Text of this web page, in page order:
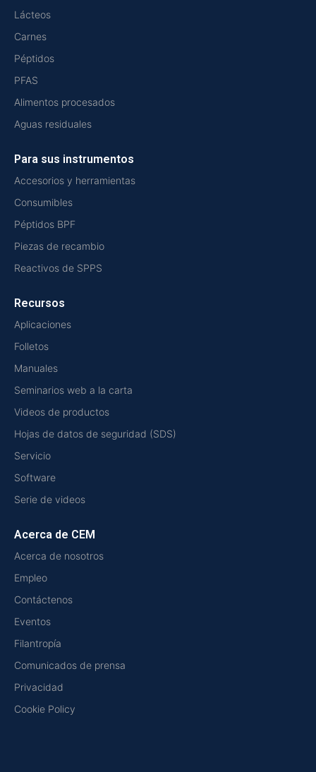
Lácteos
Carnes
Péptidos
PFAS
Alimentos procesados
Aguas residuales
Para sus instrumentos
Accesorios y herramientas
Consumibles
Péptidos BPF
Piezas de recambio
Reactivos de SPPS
Recursos
Aplicaciones
Folletos
Manuales
Seminarios web a la carta
Videos de productos
Hojas de datos de seguridad (SDS)
Servicio
Software
Serie de videos
Acerca de CEM
Acerca de nosotros
Empleo
Contáctenos
Eventos
Filantropía
Comunicados de prensa
Privacidad
Cookie Policy